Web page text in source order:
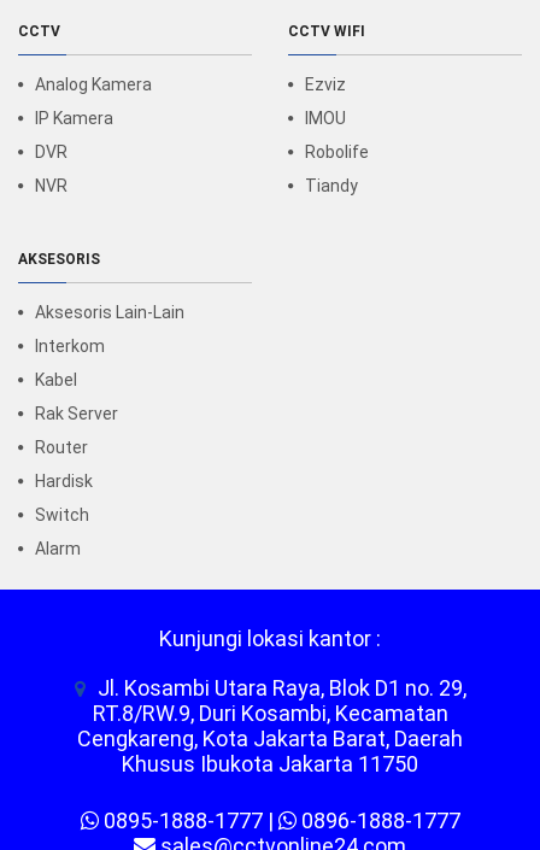
CCTV
Analog Kamera
IP Kamera
DVR
NVR
CCTV WIFI
Ezviz
IMOU
Robolife
Tiandy
AKSESORIS
Aksesoris Lain-Lain
Interkom
Kabel
Rak Server
Router
Hardisk
Switch
Alarm
Kunjungi lokasi kantor :
Jl. Kosambi Utara Raya, Blok D1 no. 29,
RT.8/RW.9, Duri Kosambi, Kecamatan
Cengkareng, Kota Jakarta Barat, Daerah
Khusus Ibukota Jakarta 11750
0895-1888-1777|
0896-1888-1777